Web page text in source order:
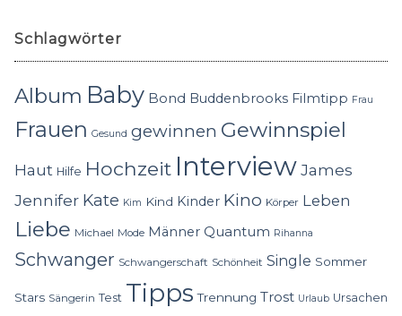
Schlagwörter
Album Baby Bond Buddenbrooks Filmtipp Frau
Frauen Gesund gewinnen Gewinnspiel
Haut Hilfe Hochzeit InterviewJames
Jennifer Kate Kim Kind Kinder Kino Körper Leben
Liebe Michael Mode Männer Quantum Rihanna
Schwanger Schwangerschaft Schönheit Single Sommer
Stars Sängerin Test Tipps Trennung Trost Urlaub Ursachen